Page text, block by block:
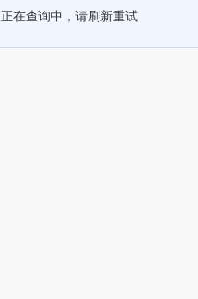
正在查询中，请刷新重试